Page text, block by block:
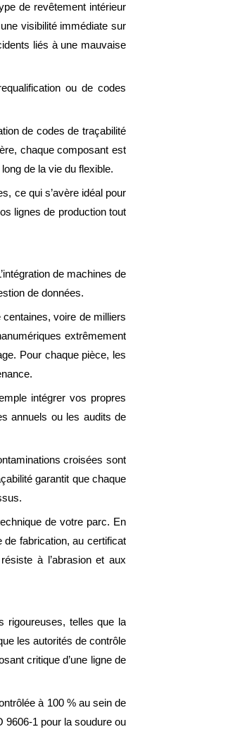
de revêtement intérieur
visibilité immédiate sur
liés à une mauvaise
ou de codes
de codes de traçabilité
chaque composant est
de la vie du flexible.
ce qui s’avère idéal pour
lignes de production tout
de machines de
de données.
voire de milliers
extrêmement
Pour chaque pièce, les
intégrer vos propres
annuels ou les audits de
croisées sont
garantit que chaque
de votre parc. En
de fabrication, au certificat
à l’abrasion et aux
rigoureuses, telles que la
les autorités de contrôle
critique d’une ligne de
à 100 % au sein de
9606-1 pour la soudure ou